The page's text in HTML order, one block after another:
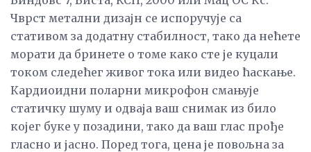
Чврст метални дизајн се испоручује са
стативом за додатну стабилност, тако да нећете
морати да бринете о томе како сте је куцали
током следећег живог тока или видео ћаскање.
Кардиоидни поларни микрофон смањује
статичку шуму и одваја ваш снимак из било
којег буке у позадини, тако да ваш глас прође
гласно и јасно. Поред тога, цена је повољна за